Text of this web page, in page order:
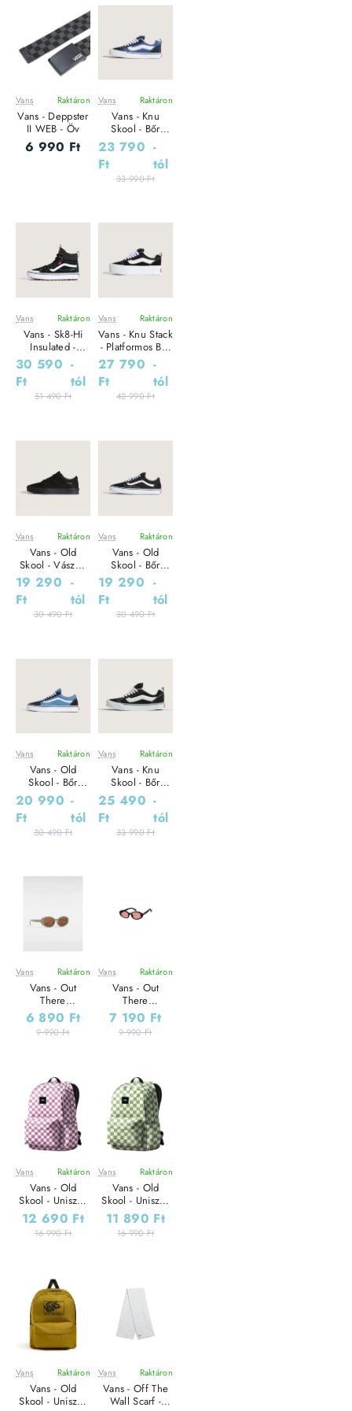
Vans Raktáron
Vans - Deppster
II WEB - Öv
6 990 Ft
Leárazás
Vans Raktáron
Vans - Knu
Skool - Bőr
Sneaker Uniszex
utcai cipő
23 790
Ft
-
tól
33 990 Ft
Leárazás
Vans Raktáron
Vans - Sk8-Hi
Insulated -
Vízálló Bőr
Uniszex bakancs
30 590
Ft
-
tól
51 490 Ft
Leárazás
Vans Raktáron
Vans - Knu Stack
- Platformos Bőr
Sneaker Női
utcai cipő
27 790
Ft
-
tól
42 990 Ft
Leárazás
Vans Raktáron
Vans - Old
Skool - Vászon
Sneaker Uniszex
utcai cipő
19 290
Ft
-
tól
30 490 Ft
Leárazás
Vans Raktáron
Vans - Old
Skool - Bőr
Sneaker Uniszex
utcai cipő
19 290
Ft
-
tól
30 490 Ft
Leárazás
Vans Raktáron
Vans - Old
Skool - Bőr
Sneaker Uniszex
utcai cipő
20 990
Ft
-
tól
30 490 Ft
Leárazás
Vans Raktáron
Vans - Knu
Skool - Bőr
Sneaker Uniszex
utcai cipő
25 490
Ft
-
tól
33 990 Ft
Leárazás
Vans Raktáron
Vans - Out
There
Sunglasses -
Férfi
napszemüveg
6 890 Ft
9 990 Ft
Leárazás
Vans Raktáron
Vans - Out
There
Sunglasses -
Férfi
napszemüveg
7 190 Ft
9 990 Ft
Leárazás
Vans Raktáron
Vans - Old
Skool - Uniszex
hátizsák
12 690 Ft
16 990 Ft
Leárazás
Vans Raktáron
Vans - Old
Skool - Uniszex
hátizsák
11 890 Ft
16 990 Ft
Leárazás
Outlet Ár
Vans Raktáron
Vans - Old
Skool - Uniszex
Leárazás
Outlet Ár
Vans Raktáron
Vans - Off The
Wall Scarf -